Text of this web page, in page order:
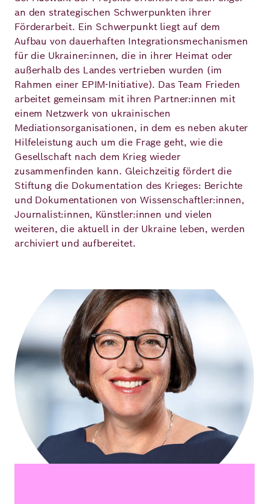
an den strategischen Schwerpunkten ihrer
Förderarbeit. Ein Schwerpunkt liegt auf dem
Aufbau von dauerhaften Integrationsmechanismen
für die Ukrainer:innen, die in ihrer Heimat oder
außerhalb des Landes vertrieben wurden (im
Rahmen einer EPIM-Initiative). Das Team Frieden
arbeitet gemeinsam mit ihren Partner:innen mit
einem Netzwerk von ukrainischen
Mediationsorganisationen, in dem es neben akuter
Hilfeleistung auch um die Frage geht, wie die
Gesellschaft nach dem Krieg wieder
zusammenfinden kann. Gleichzeitig fördert die
Stiftung die Dokumentation des Krieges: Berichte
und Dokumentationen von Wissenschaftler:innen,
Journalist:innen, Künstler:innen und vielen
weiteren, die aktuell in der Ukraine leben, werden
archiviert und aufbereitet.